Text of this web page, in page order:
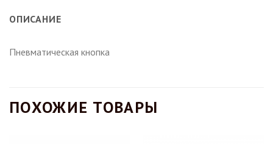
ОПИСАНИЕ
Пневматическая кнопка
ПОХОЖИЕ ТОВАРЫ